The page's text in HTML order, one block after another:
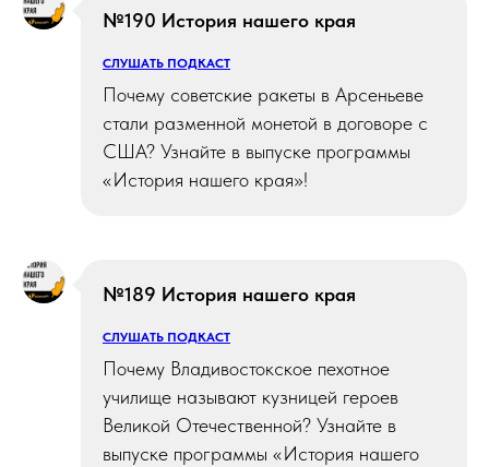
№190 История нашего края
СЛУШАТЬ ПОДКАСТ
Почему советские ракеты в Арсеньеве
стали разменной монетой в договоре с
США? Узнайте в выпуске программы
«История нашего края»!
№189 История нашего края
СЛУШАТЬ ПОДКАСТ
Почему Владивостокское пехотное
училище называют кузницей героев
Великой Отечественной? Узнайте в
выпуске программы «История нашего